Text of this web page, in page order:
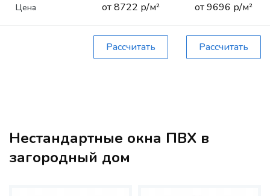
Цена от 8722 р/м²
Рассчитать
от 9696 р/м²
Рассчитать
Нестандартные окна ПВХ в
загородный дом